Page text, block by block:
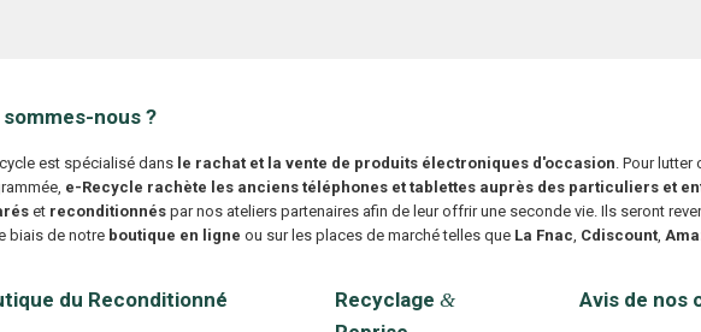
sommes-nous ?
est spécialisé dans le rachat et la vente de produits électroniques d'occasion. Pour
e-Recycle rachète les anciens téléphones et tablettes auprès des particuliers et
et reconditionnés par nos ateliers partenaires afin de leur offrir une seconde vie. Ils seront
biais de notre boutique en ligne ou sur les places de marché telles que La Fnac, Cdiscount,
du Reconditionné Recyclage& Avis de nos